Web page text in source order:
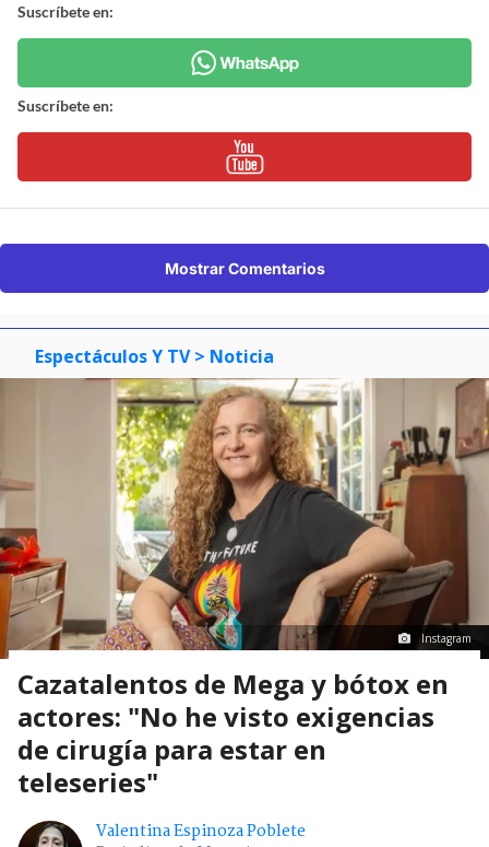
Suscríbete en:
Suscríbete en:
Mostrar Comentarios
Espectáculos Y TV > Noticia
Instagram
Cazatalentos de Mega y bótox en
actores: "No he visto exigencias
de cirugía para estar en
teleseries"
Valentina Espinoza Poblete